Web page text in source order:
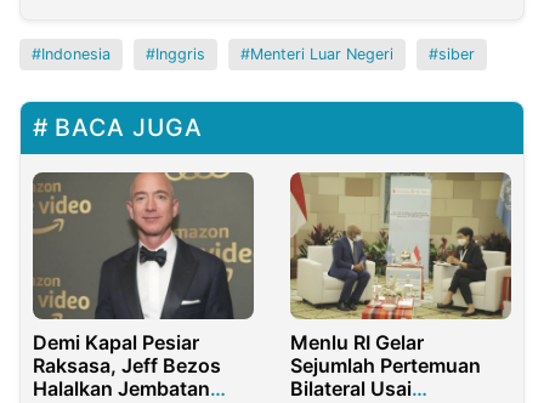
Indonesia Inggris Menteri Luar Negeri siber
BACA JUGA
Demi Kapal Pesiar
Raksasa, Jeff Bezos
Halalkan Jembatan
Menlu RI Gelar
Sejumlah Pertemuan
Bilateral Usai